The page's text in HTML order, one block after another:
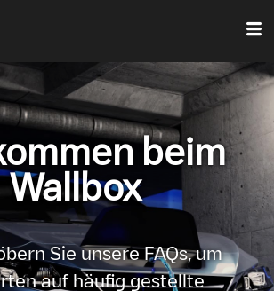
beim
Wallbox
Sie unsere FAQs, um
auf häufig gestellte